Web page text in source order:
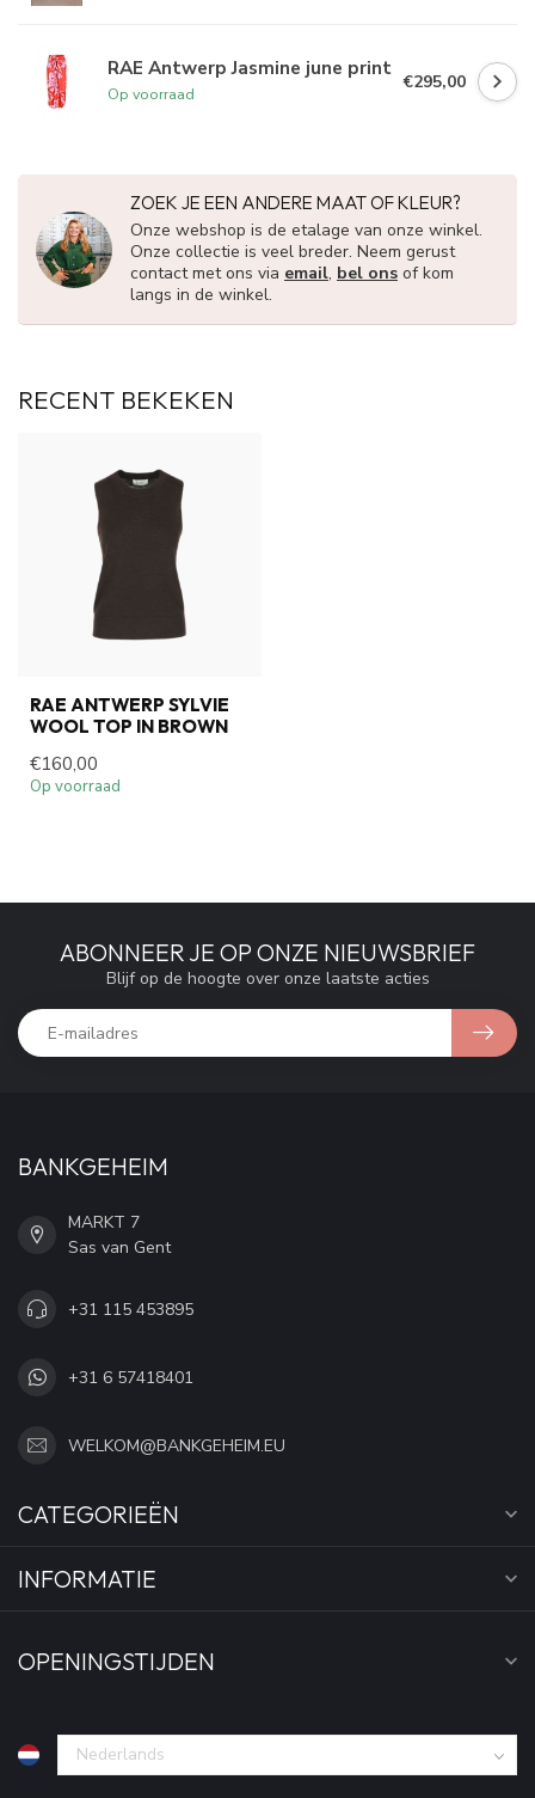
RAE Antwerp Jasmine june print
Op voorraad
€295,00
ZOEK JE EEN ANDERE MAAT OF KLEUR?
Onze webshop is de etalage van onze winkel.
Onze collectie is veel breder. Neem gerust
contact met ons via email, bel ons of kom
langs in de winkel.
RECENT BEKEKEN
RAE ANTWERP SYLVIE
WOOL TOP IN BROWN
€160,00
Op voorraad
ABONNEER JE OP ONZE NIEUWSBRIEF
Blijf op de hoogte over onze laatste acties
BANKGEHEIM
MARKT 7
Sas van Gent
+31 115 453895
+31 6 57418401
WELKOM@BANKGEHEIM.EU
CATEGORIEËN
INFORMATIE
OPENINGSTIJDEN